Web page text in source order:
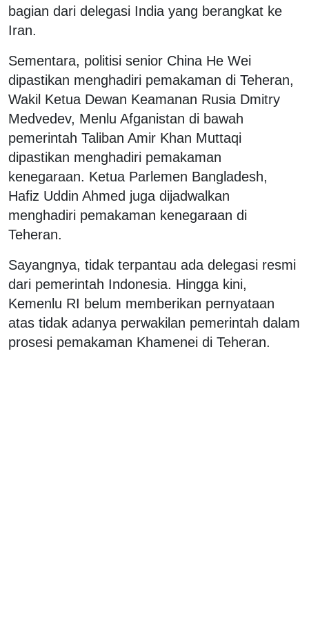
bagian dari delegasi India yang berangkat ke
Iran.
Sementara, politisi senior China He Wei
dipastikan menghadiri pemakaman di Teheran,
Wakil Ketua Dewan Keamanan Rusia Dmitry
Medvedev, Menlu Afganistan di bawah
pemerintah Taliban Amir Khan Muttaqi
dipastikan menghadiri pemakaman
kenegaraan. Ketua Parlemen Bangladesh,
Hafiz Uddin Ahmed juga dijadwalkan
menghadiri pemakaman kenegaraan di
Teheran.
Sayangnya, tidak terpantau ada delegasi resmi
dari pemerintah Indonesia. Hingga kini,
Kemenlu RI belum memberikan pernyataan
atas tidak adanya perwakilan pemerintah dalam
prosesi pemakaman Khamenei di Teheran.